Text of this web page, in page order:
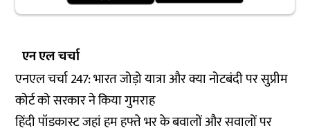
एन एल चर्चा
एनएल चर्चा 247: भारत जोड़ो यात्रा और क्या नोटबंदी पर सुप्रीम
कोर्ट को सरकार ने किया गुमराह
हिंदी पॉडकास्ट जहां हम हफ्ते भर के बवालों और सवालों पर